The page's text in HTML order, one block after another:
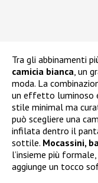
Tra gli abbinamenti
camicia bianca , un
moda. La
un effetto luminoso
stile minimal ma
può scegliere una
infilata dentro il
sottile. Mocassini,
l’insieme più
aggiunge un tocco